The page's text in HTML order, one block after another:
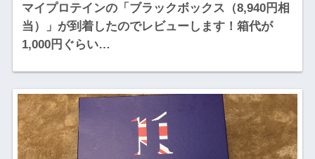
マイプロテインの「ブラックボックス（8,940円相
当）」が到着したのでレビューします！箱代が
1,000円ぐらい…